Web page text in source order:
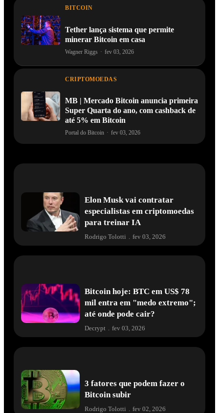
BITCOIN
Tether lança sistema que permite
minerar Bitcoin em casa
Wagner Riggs · fev 03, 2026
CRIPTOMOEDAS
MB | Mercado Bitcoin anuncia primeira
Super Quarta do ano, com cashback de
até 5% em Bitcoin
Portal do Bitcoin · fev 03, 2026
Elon Musk vai contratar
especialistas em criptomoedas
para treinar IA
Rodrigo Tolotti fev 03, 2026
Bitcoin hoje: BTC em US$ 78
mil entra em "medo extremo";
até onde pode cair?
Decrypt . fev 03, 2026
3 fatores que podem fazer o
Bitcoin subir
Rodrigo Tolotti fev 02, 2026